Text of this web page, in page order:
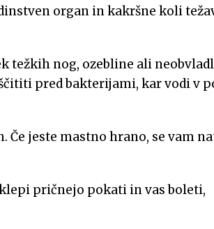
organ in kakršne koli
težkih nog, ozebline ali
pred bakterijami, kar vodi v
Če jeste mastno hrano, se vam
pričnejo pokati in vas boleti,